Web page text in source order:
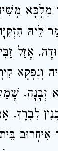
מַלְכָּא
לֵיהּ
זַבִּין
וְנַפְקָא
זְבָנָה.
לִבְרָךְ.
אִיחְרוּב